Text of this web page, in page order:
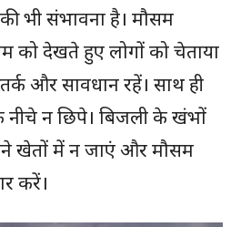
भी संभावना है। मौसम
को देखते हुए लोगों को चेताया
और सावधान रहें। साथ ही
नीचे न छिपे। बिजली के खंभों
खेतों में न जाएं और मौसम
करें।